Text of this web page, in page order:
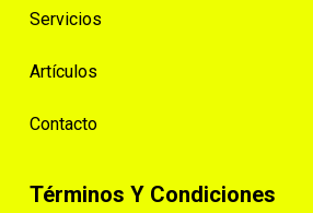
Servicios
Artículos
Contacto
Términos Y Condiciones